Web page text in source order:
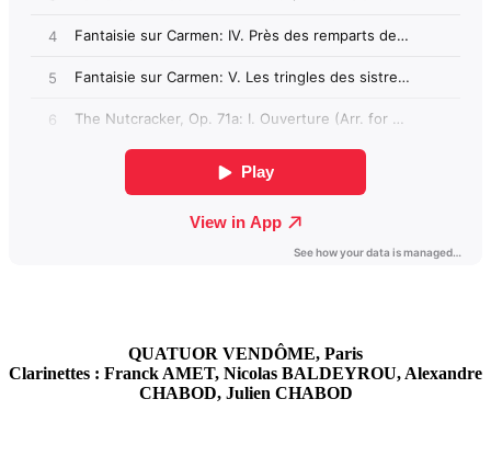
QUATUOR VENDÔME, Paris
Clarinettes : Franck AMET, Nicolas BALDEYROU, Alexandre
CHABOD, Julien CHABOD